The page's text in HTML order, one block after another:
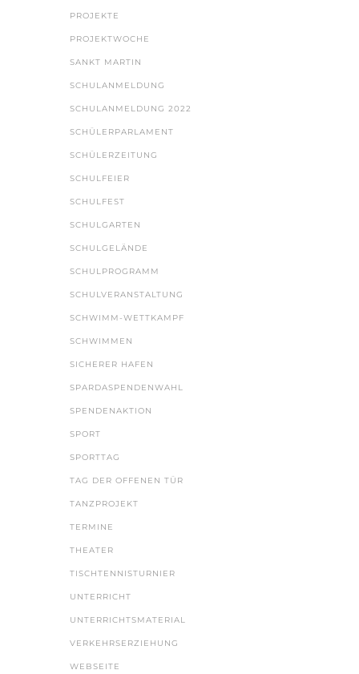
PROJEKTE
PROJEKTWOCHE
SANKT MARTIN
SCHULANMELDUNG
SCHULANMELDUNG 2022
SCHÜLERPARLAMENT
SCHÜLERZEITUNG
SCHULFEIER
SCHULFEST
SCHULGARTEN
SCHULGELÄNDE
SCHULPROGRAMM
SCHULVERANSTALTUNG
SCHWIMM-WETTKAMPF
SCHWIMMEN
SICHERER HAFEN
SPARDASPENDENWAHL
SPENDENAKTION
SPORT
SPORTTAG
TAG DER OFFENEN TÜR
TANZPROJEKT
TERMINE
THEATER
TISCHTENNISTURNIER
UNTERRICHT
UNTERRICHTSMATERIAL
VERKEHRSERZIEHUNG
WEBSEITE